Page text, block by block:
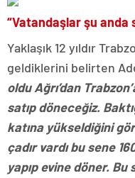
“Vatandaşlar şu anda
Yaklaşık 12 yıldır
geldiklerini belirten
oldu Ağrı’dan
satıp döneceğiz.
katına yükseldiğini
çadır vardı bu sene
yapıp evine döner.